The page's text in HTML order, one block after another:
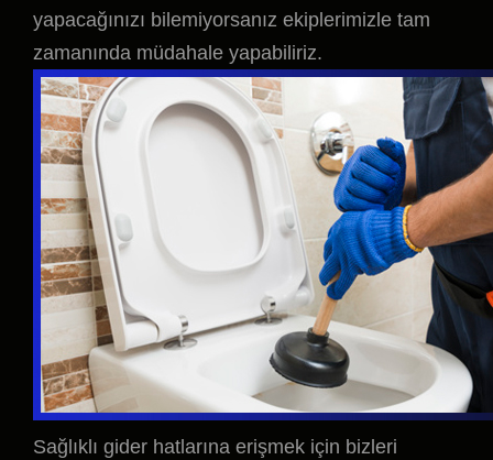
yapacağınızı bilemiyorsanız ekiplerimizle tam
zamanında müdahale yapabiliriz.
Sağlıklı gider hatlarına erişmek için bizleri